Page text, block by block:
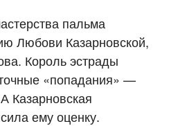
пальма
Любови Казарновской,
Король эстрады
«попадания» —
Казарновская
ему оценку.